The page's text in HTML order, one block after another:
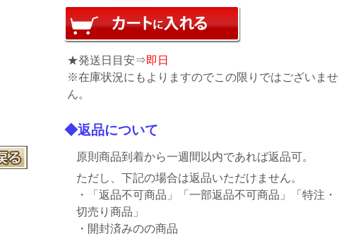
★発送日目安⇒即日
※在庫状況にもよりますのでこの限りではございませ
ん。
◆返品について
原則商品到着から一週間以内であれば返品可。
ただし、下記の場合は返品いただけません。
・「返品不可商品」「一部返品不可商品」「特注・
切売り商品」
・開封済みのの商品